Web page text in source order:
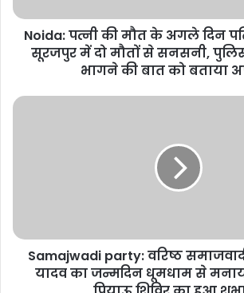
ने
में
से
भागने
Noida: पत्नी की मौत के अगले दिन
सूरजपुर में दो मौतों से सनसनी,
भागने की बात को बताया
Samajwadi
का
जन्मदिन
धूमधाम
Samajwadi party: वरिष्ठ
यादव का जन्मदिन धूमधाम से